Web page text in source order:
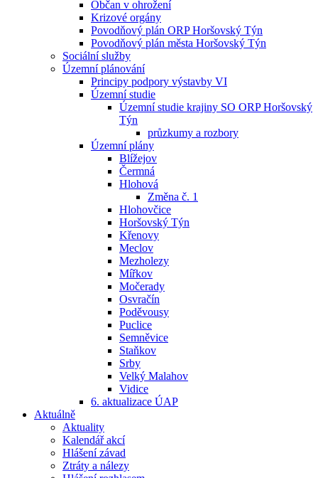
Občan v ohrožení
Krizové orgány
Povodňový plán ORP Horšovský Týn
Povodňový plán města Horšovský Týn
Sociální služby
Územní plánování
Principy podpory výstavby VI
Územní studie
Územní studie krajiny SO ORP Horšovský
Týn
průzkumy a rozbory
Územní plány
Blížejov
Čermná
Hlohová
Změna č. 1
Hlohovčice
Horšovský Týn
Křenovy
Meclov
Mezholezy
Mířkov
Močerady
Osvračín
Poděvousy
Puclice
Semněvice
Staňkov
Srby
Velký Malahov
Vidice
6. aktualizace ÚAP
Aktuálně
Aktuality
Kalendář akcí
Hlášení závad
Ztráty a nálezy